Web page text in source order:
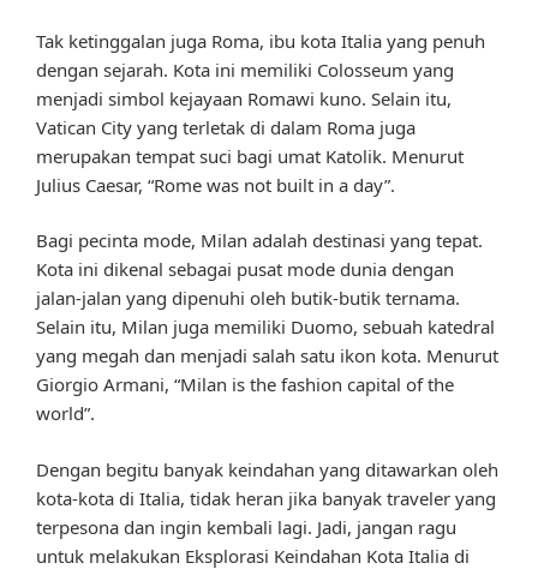
Tak ketinggalan juga Roma, ibu kota Italia yang penuh
dengan sejarah. Kota ini memiliki Colosseum yang
menjadi simbol kejayaan Romawi kuno. Selain itu,
Vatican City yang terletak di dalam Roma juga
merupakan tempat suci bagi umat Katolik. Menurut
Julius Caesar, “Rome was not built in a day”.
Bagi pecinta mode, Milan adalah destinasi yang tepat.
Kota ini dikenal sebagai pusat mode dunia dengan
jalan-jalan yang dipenuhi oleh butik-butik ternama.
Selain itu, Milan juga memiliki Duomo, sebuah katedral
yang megah dan menjadi salah satu ikon kota. Menurut
Giorgio Armani, “Milan is the fashion capital of the
world”.
Dengan begitu banyak keindahan yang ditawarkan oleh
kota-kota di Italia, tidak heran jika banyak traveler yang
terpesona dan ingin kembali lagi. Jadi, jangan ragu
untuk melakukan Eksplorasi Keindahan Kota Italia di